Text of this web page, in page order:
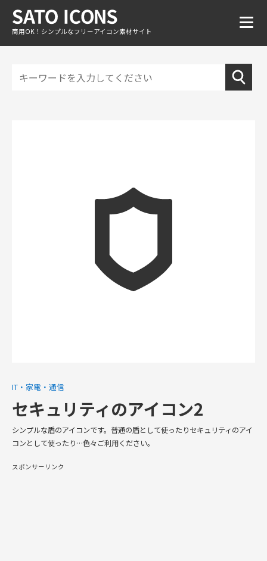
商用OK！シンプルなフリーアイコン素材サイト
IT・家電・通信
セキュリティのアイコン2
シンプルな盾のアイコンです。普通の盾として使ったりセキュリティのアイ
コンとして使ったり…色々ご利用ください。
スポンサーリンク